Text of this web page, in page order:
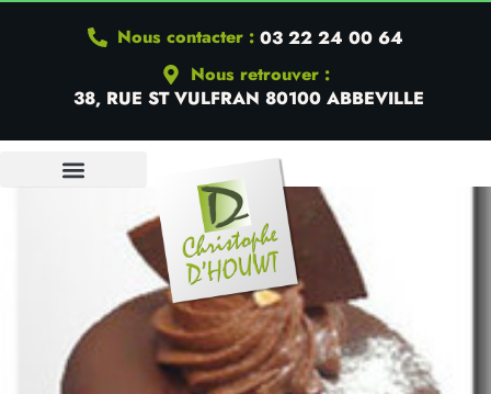
Nous contacter : 03 22 24 00 64
Nous retrouver :
38, RUE ST VULFRAN 80100 ABBEVILLE